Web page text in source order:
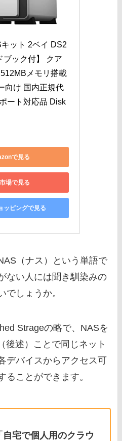
ット 2ベイ DS2
ブック付】 クア
メモリ搭載
向け 国内正規代
ート対応品 Disk
で見る
場で見る
ッピングで見る
（ナス）という単語で
ない人には聞き馴染みの
でしょうか。
Strageの略で、NASを
後述）ことで同じネット
デバイスからアクセス可
ることができます。
宅で個人用のクラウ